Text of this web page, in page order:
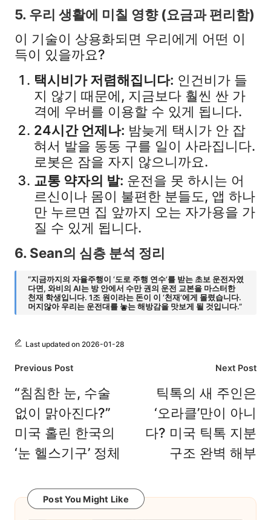
5. 우리 생활에 미칠 영향 (요금과 편리함)
이 기술이 상용화되면 우리에게 어떤 이
득이 있을까요?
택시비가 저렴해집니다: 인건비가 들
지 않기 때문에, 지금보다 훨씬 싼 가
격에 우버를 이용할 수 있게 됩니다.
24시간 언제나: 밤늦게 택시가 안 잡
혀서 발을 동동 구를 일이 사라집니다.
로봇은 잠을 자지 않으니까요.
교통 약자의 발: 운전을 못 하시는 어
르신이나 몸이 불편한 분들도, 앱 하나
만 누르면 집 앞까지 오는 자가용을 가
질 수 있게 됩니다.
6. Sean의 심층 분석 정리
“지금까지의 자율주행이 ‘도로 주행 연수’를 받는 초보 운전자였
다면, 와비의 AI는 방 안에서 수만 권의 운전 교본을 마스터한
천재 학생입니다. 1조 원이라는 돈이 이 ‘천재’에게 몰렸습니다.
머지않아 우리는 운전대를 놓는 해방감을 맛보게 될 것입니다.”
Last updated on 2026-01-28
Post
navigation
Previous Post
“침침한 눈, 수술
없이 맑아진다?”
미국 홀린 한국의
‘눈 헬스기구’ 정체
Next Post
틱톡의 새 주인은
‘오라클’만이 아니
다? 미국 틱톡 지분
구조 완벽 해부
Post You Might Like